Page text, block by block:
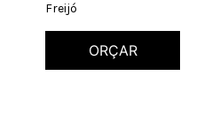
Freijó
ORÇAR